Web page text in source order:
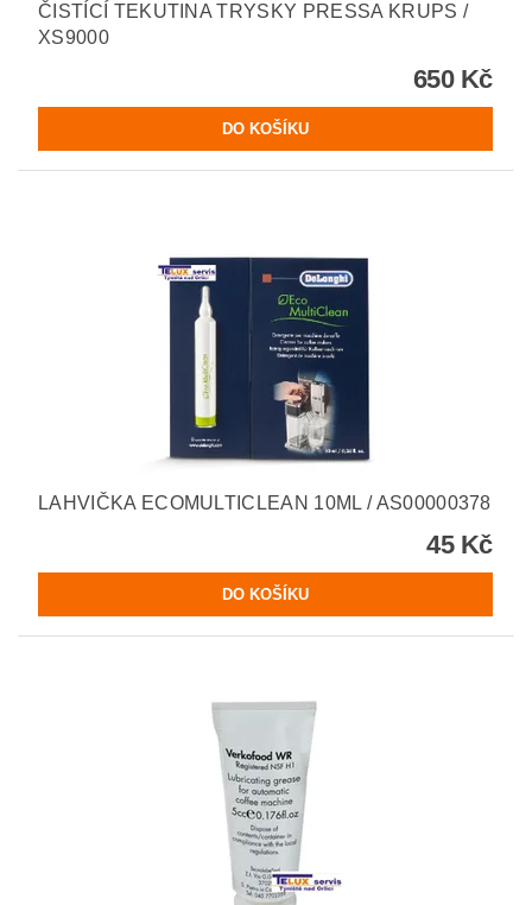
ČISTÍCÍ TEKUTINA TRYSKY PRESSA KRUPS /
XS9000
650 Kč
LAHVIČKA ECOMULTICLEAN 10ML / AS00000378
45 Kč